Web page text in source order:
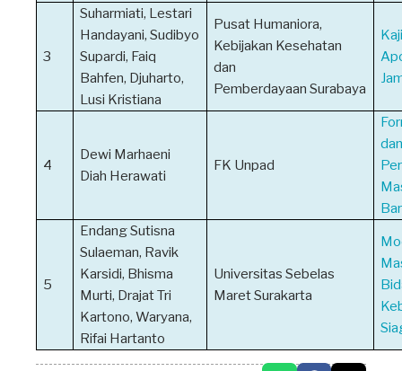
3
Suharmiati, Lestari
Handayani, Sudibyo
Supardi, Faiq
Bahfen, Djuharto,
Lusi Kristiana
Pusat Humaniora,
Kebijakan Kesehatan
dan
Pemberdayaan Surabaya
4
Dewi Marhaeni
Diah Herawati
FK Unpad
5
Endang Sutisna
Sulaeman, Ravik
Karsidi, Bhisma
Murti, Drajat Tri
Kartono, Waryana,
Rifai Hartanto
Universitas Sebelas
Maret Surakarta